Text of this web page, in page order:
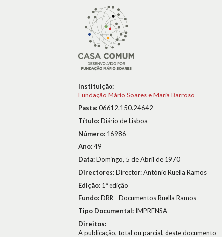
Instituição:
Fundação Mário Soares e Maria Barroso
Pasta:06612.150.24642
Título:Diário de Lisboa
Número: 16986
Ano:49
Data:Domingo, 5 de Abril de 1970
Directores:Director: António Ruella Ramos
Edição: 1ª edição
Fundo:DRR - Documentos Ruella Ramos
Tipo Documental: IMPRENSA
Direitos:
A publicação, total ou parcial, deste documento